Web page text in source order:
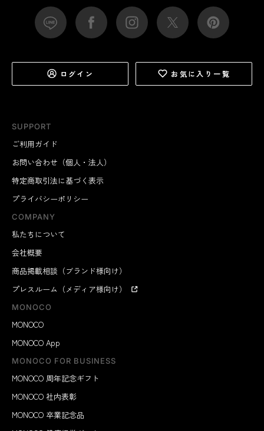
SUPPORT
ご利用ガイド
お問い合わせ（個人・法人）
特定商取引法に基づく表示
プライバシーポリシー
COMPANY
私たちについて
会社概要
商品掲載相談（ブランド様向け）
プレスルーム（メディア様向け）
MONOCO
MONOCO
MONOCO App
MONOCO FOR BUSINESS
MONOCO 周年記念ギフト
MONOCO 社内表彰
MONOCO 卒業記念品
ログイン お気に入り一覧